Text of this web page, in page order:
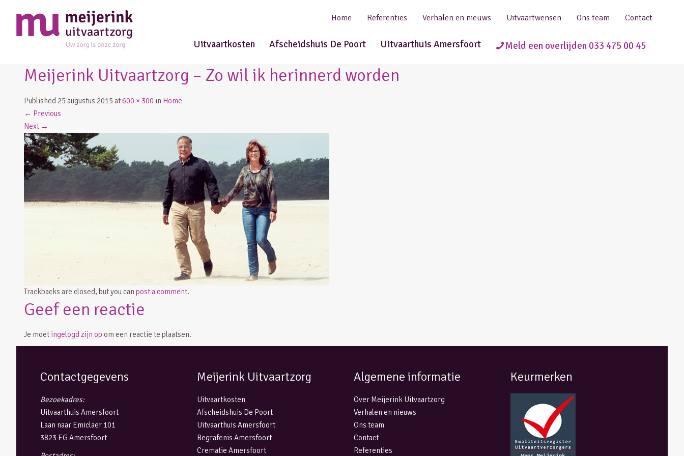
Home Referenties Verhalen en nieuws Uitvaartwensen Ons team Contact
Uitvaartkosten Afscheidshuis De Poort Uitvaarthuis Amersfoort Meld een overlijden 033 475 00 45
Meijerink Uitvaartzorg – Zo wil ik herinnerd worden
Published 25 augustus 2015 at600 × 300 in Home
← Previous
Next →
Trackbacks are closed, but you can post a comment.
Geef een reactie
Je moet ingelogd zijn op om een reactie te plaatsen.
Contactgegevens
Bezoekadres:
Uitvaarthuis Amersfoort
Laan naar Emiclaer 101
3823 EG Amersfoort
Meijerink Uitvaartzorg
Uitvaartkosten
Afscheidshuis De Poort
Uitvaarthuis Amersfoort
Begrafenis Amersfoort
Crematie Amersfoort
Algemene informatie
Over Meijerink Uitvaartzorg
Verhalen en nieuws
Ons team
Contact
Referenties
Keurmerken